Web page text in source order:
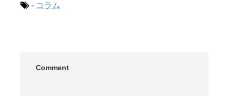
- コラム
Comment